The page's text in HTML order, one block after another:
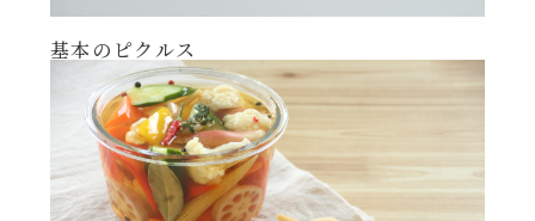
基本のピクルス